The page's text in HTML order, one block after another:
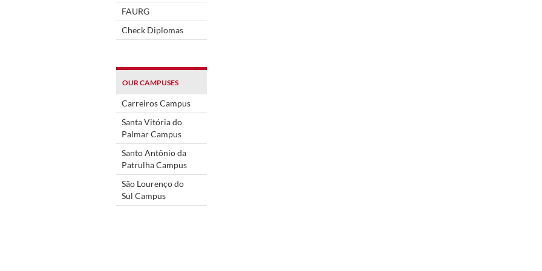
FAURG
Check Diplomas
OUR CAMPUSES
Carreiros Campus
Santa Vitória do
Palmar Campus
Santo Antônio da
Patrulha Campus
São Lourenço do
Sul Campus